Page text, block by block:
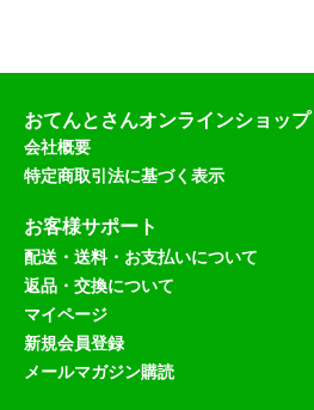
おてんとさんオンラインショップ
会社概要
特定商取引法に基づく表示
お客様サポート
配送・送料・お支払いについて
返品・交換について
マイページ
新規会員登録
メールマガジン購読